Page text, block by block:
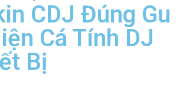
CDJ Đúng Gu
Cá Tính DJ
Bị